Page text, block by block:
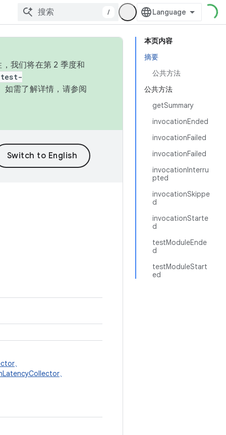
/
本页内容
摘要
公共方法
公共方法
getSummary
invocationEnded
invocationFailed
invocationFailed
invocationInterru
pted
invocationSkippe
d
invocationStarte
d
testModuleEnde
d
testModuleStart
ed
我们将在第 2 季度和
如需了解详情，请参阅
、
、